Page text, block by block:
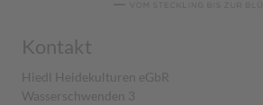
Kontakt
Hiedl Heidekulturen eGbR
Wasserschwenden 3